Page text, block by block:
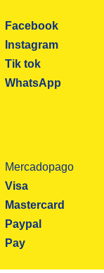
Facebook
Instagram
Tik tok
WhatsApp
Mercadopago
Visa
Mastercard
Paypal
Pay